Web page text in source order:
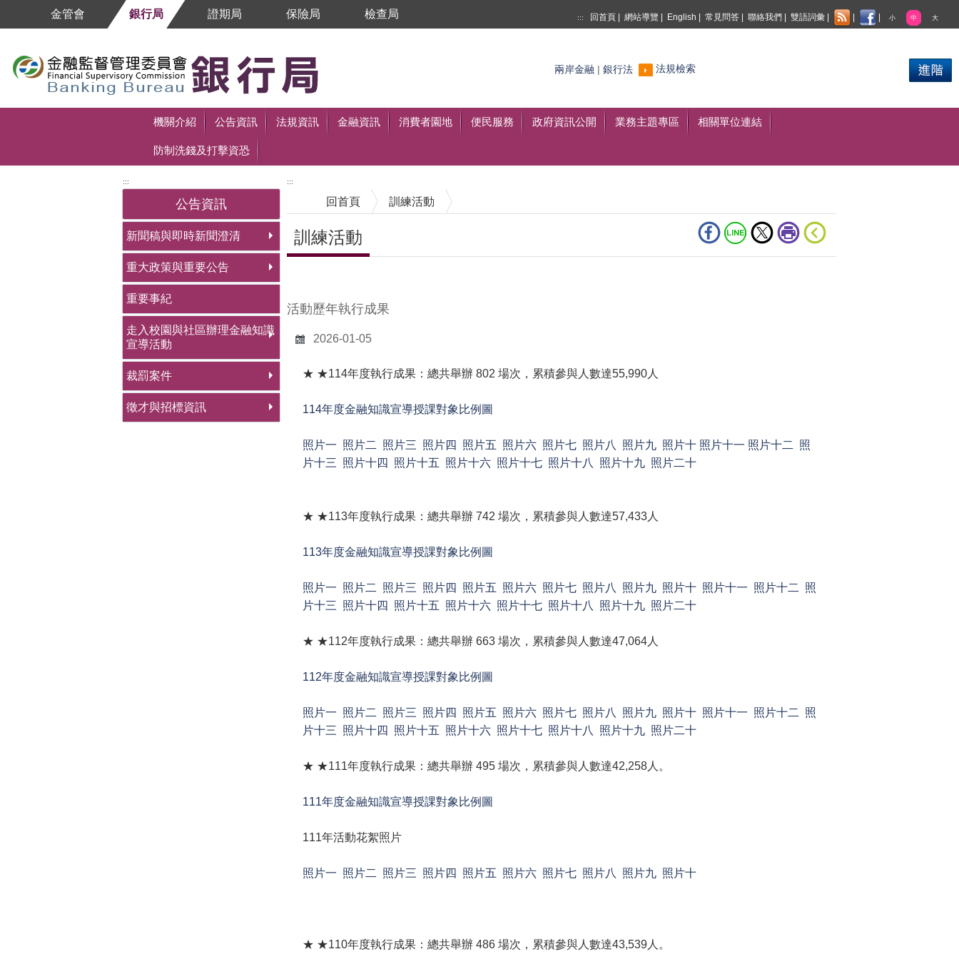
跳到主要內容區塊
金管會 銀行局 證期局 保險局 檢查局 ::: 回首頁 網站導覽 English 常見問答 聯絡我們 雙語詞彙 小 中 大
搜尋
兩岸金融 銀行法 法規檢索
機關介紹 公告資訊 法規資訊 金融資訊 消費者園地 便民服務 政府資訊公開 業務主題專區 相關單位連結
防制洗錢及打擊資恐
:::
公告資訊
新聞稿與即時新聞澄清
重大政策與重要公告
重要事紀
走入校園與社區辦理金融知識
宣導活動
裁罰案件
徵才與招標資訊
:::
回首頁 訓練活動
訓練活動
活動歷年執行成果
2026-01-05
★ ★114年度執行成果：總共舉辦 802 場次，累積參與人數達55,990人
114年度金融知識宣導授課對象比例圖
照片一 照片二 照片三 照片四 照片五 照片六 照片七 照片八 照片九 照片十 照片十一 照片十二
照
片十三 照片十四 照片十五 照片十六 照片十七 照片十八 照片十九 照片二十
★ ★113年度執行成果：總共舉辦 742 場次，累積參與人數達57,433人
113年度金融知識宣導授課對象比例圖
照片一 照片二 照片三 照片四 照片五 照片六 照片七 照片八 照片九 照片十 照片十一 照片十二
照
片十三 照片十四 照片十五 照片十六 照片十七 照片十八 照片十九 照片二十
★ ★112年度執行成果：總共舉辦 663 場次，累積參與人數達47,064人
112年度金融知識宣導授課對象比例圖
照片一 照片二 照片三 照片四 照片五 照片六 照片七 照片八 照片九 照片十 照片十一 照片十二
照
片十三 照片十四 照片十五 照片十六 照片十七 照片十八 照片十九 照片二十
★ ★111年度執行成果：總共舉辦 495 場次，累積參與人數達42,258人。
111年度金融知識宣導授課對象比例圖
111年活動花絮照片
照片一 照片二 照片三 照片四 照片五 照片六 照片七 照片八 照片九 照片十
★ ★110年度執行成果：總共舉辦 486 場次，累積參與人數達43,539人。